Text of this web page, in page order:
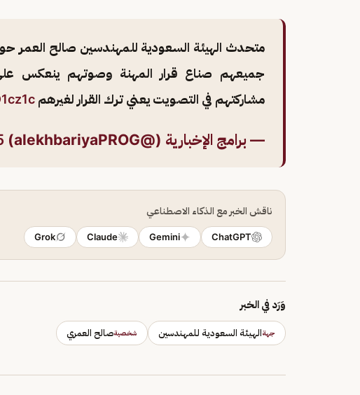
متحدث الهيئة السعودية للمهندسين صالح العمر
جميعهم صناع قرار المهنة وصوتهم ينعكس
مشاركتهم في التصويت يعني ترك القرار لغيرهم
— برامج الإخبارية (@alekhbariyaPROG)
ناقش الخبر مع الذكاء الاصطناعي
ChatGPT
Gemini
Claude
Grok
وَرَد في الخبر
جهةالهيئة السعودية للمهندسين شخصيةصالح العمري